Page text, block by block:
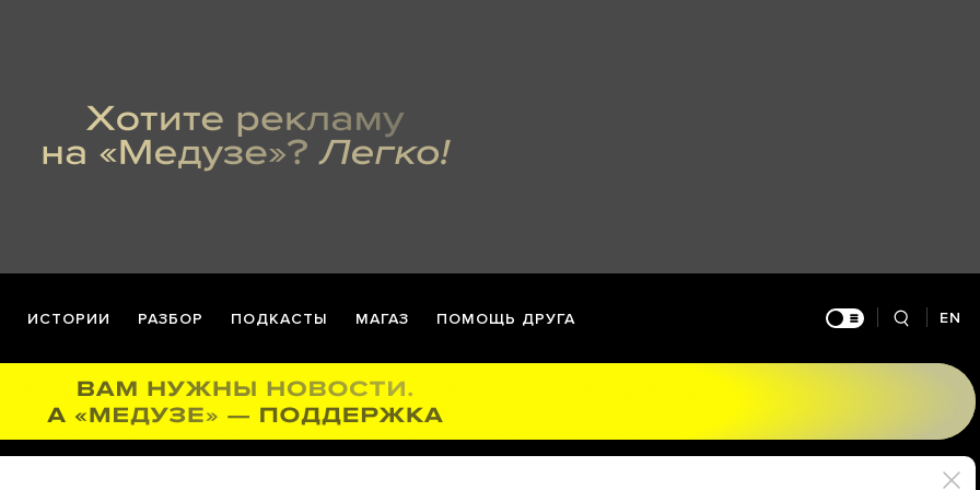
ИСТОРИИ РАЗБОР ПОДКАСТЫ МАГАЗ ПОМОЩЬ ДРУГА EN